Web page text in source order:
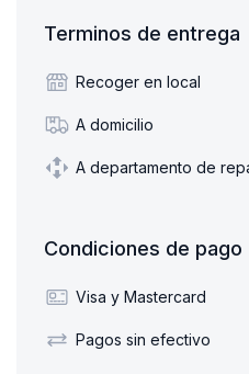
Terminos de entrega
Recoger en local
A domicilio
A departamento de
Condiciones de pago
Visa y Mastercard
Pagos sin efectivo